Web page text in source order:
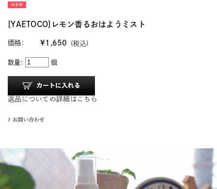
[YAETOCO]レモン香るおはようミスト
価格: ¥1,650 (税込)
数量: 個
返品についての詳細はこちら